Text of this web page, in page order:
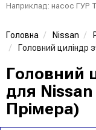
Наприклад: насос ГУР
Головна Nissan
Головний циліндр
Головний
для Nissan
Прімера)